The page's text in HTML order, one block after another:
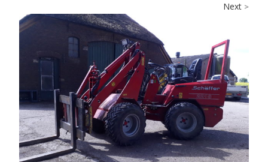
Next >